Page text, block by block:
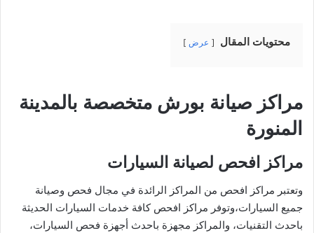
محتويات المقال عرض
مراكز صيانة بورش متخصصة بالمدينة
المنورة
مراكز افحص لصيانة السيارات
وتعتبر مراكز افحص من المراكز الرائدة في مجال فحص وصيانة
جميع السيارات،وتوفر مراكز افحص كافة خدمات السيارات الحديثة
باحدث التقنيات، والمراكز مجهزة باحدث أجهزة فحص السيارات،